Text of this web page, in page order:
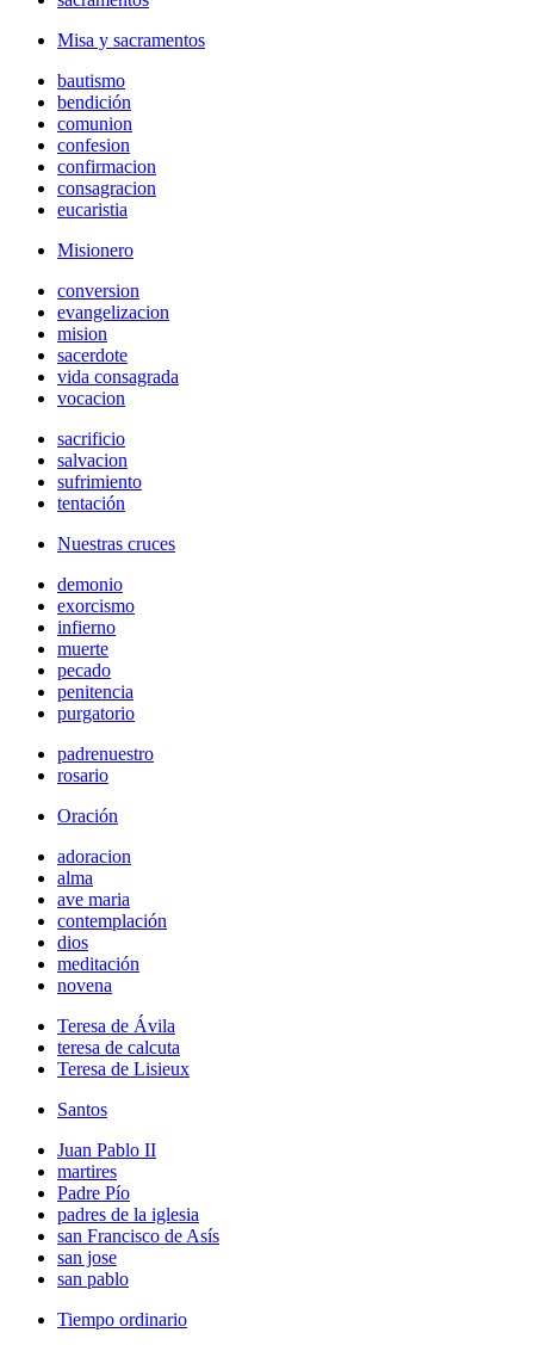
Misa y sacramentos
bautismo
bendición
comunion
confesion
confirmacion
consagracion
eucaristia
Misionero
conversion
evangelizacion
mision
sacerdote
vida consagrada
vocacion
sacrificio
salvacion
sufrimiento
tentación
Nuestras cruces
demonio
exorcismo
infierno
muerte
pecado
penitencia
purgatorio
padrenuestro
rosario
Oración
adoracion
alma
ave maria
contemplación
dios
meditación
novena
Teresa de Ávila
teresa de calcuta
Teresa de Lisieux
Santos
Juan Pablo II
martires
Padre Pío
padres de la iglesia
san Francisco de Asís
san jose
san pablo
Tiempo ordinario